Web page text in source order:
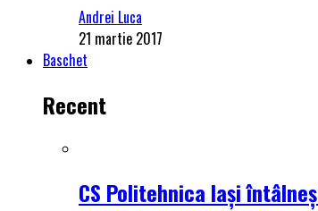
Andrei Luca
21 martie 2017
Baschet
Recent
CS Politehnica Iași